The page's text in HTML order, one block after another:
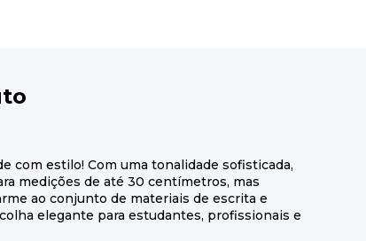
com estilo! Com uma tonalidade sofisticada,
medições de até 30 centímetros, mas
ao conjunto de materiais de escrita e
elegante para estudantes, profissionais e